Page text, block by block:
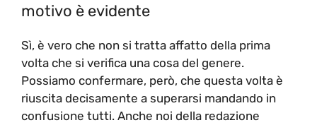
motivo è evidente
Sì, è vero che non si tratta affatto della prima
volta che si verifica una cosa del genere.
Possiamo confermare, però, che questa volta è
riuscita decisamente a superarsi mandando in
confusione tutti. Anche noi della redazione